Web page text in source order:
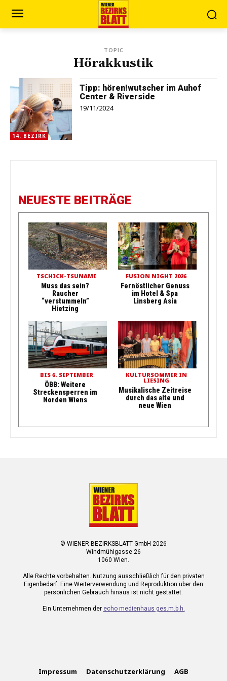
TOPIC
Hörakkustik
14. BEZIRK
Tipp: hören!wutscher im Auhof
Center & Riverside
19/11/2024
NEUESTE BEITRÄGE
TSCHICK-TSUNAMI
Muss das sein?
Raucher
“verstummeln”
Hietzing
FUSION NIGHT 2026
Fernöstlicher Genuss
im Hotel & Spa
Linsberg Asia
BIS 6. SEPTEMBER
ÖBB: Weitere
Streckensperren im
Norden Wiens
KULTURSOMMER IN
LIESING
Musikalische Zeitreise
durch das alte und
neue Wien
© WIENER BEZIRKSBLATT GmbH 2026
Windmühlgasse 26
1060 Wien.
Alle Rechte vorbehalten. Nutzung ausschließlich für den privaten
Eigenbedarf. Eine Weiterverwendung und Reproduktion über den
persönlichen Gebrauch hinaus ist nicht gestattet.
Ein Unternehmen der echo medienhaus ges.m.b.h.
Impressum Datenschutzerklärung AGB